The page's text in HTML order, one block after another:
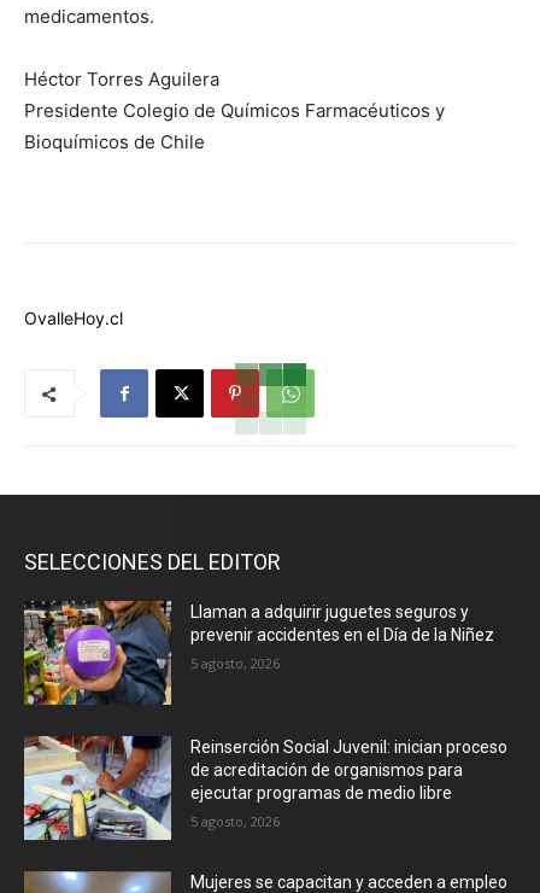
medicamentos.
Héctor Torres Aguilera
Presidente Colegio de Químicos Farmacéuticos y
Bioquímicos de Chile
OvalleHoy.cl
SELECCIONES DEL EDITOR
Llaman a adquirir juguetes seguros y
prevenir accidentes en el Día de la Niñez
5 agosto, 2026
Reinserción Social Juvenil: inician proceso
de acreditación de organismos para
ejecutar programas de medio libre
5 agosto, 2026
Mujeres se capacitan y acceden a empleo